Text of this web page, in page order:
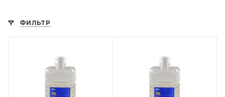
ФИЛЬТР